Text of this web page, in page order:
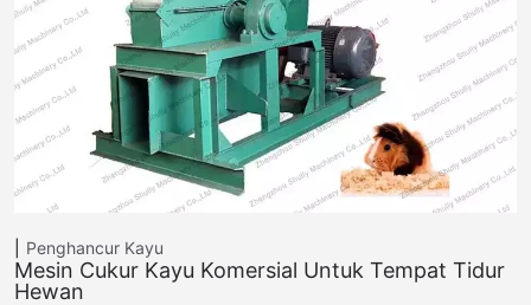
Penghancur Kayu
Mesin Cukur Kayu Komersial Untuk Tempat Tidur
Hewan